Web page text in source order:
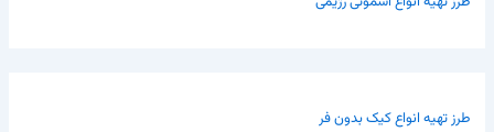
طرز تهیه انواع کیک بدون فر